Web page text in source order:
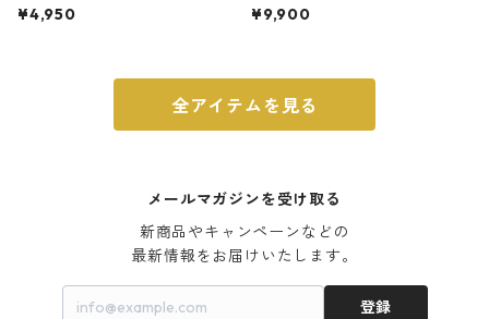
ト 3号 ブラック
¥4,950
m ガス火・IH対応 鉄フライパン
¥9,900
全アイテムを見る
メールマガジンを受け取る
新商品やキャンペーンなどの
最新情報をお届けいたします。
登録